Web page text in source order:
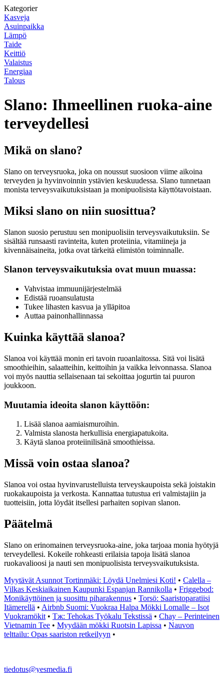
Kategorier
Kasveja
Asuinpaikka
Lämpö
Taide
Keittiö
Valaistus
Energiaa
Talous
Slano: Ihmeellinen ruoka-aine
terveydellesi
Mikä on slano?
Slano on terveysruoka, joka on noussut suosioon viime aikoina
terveyden ja hyvinvoinnin ystävien keskuudessa. Slano tunnetaan
monista terveysvaikutuksistaan ja monipuolisista käyttötavoistaan.
Miksi slano on niin suosittua?
Slanon suosio perustuu sen monipuolisiin terveysvaikutuksiin. Se
sisältää runsaasti ravinteita, kuten proteiinia, vitamiineja ja
kivennäisaineita, jotka ovat tärkeitä elimistön toiminnalle.
Slanon terveysvaikutuksia ovat muun muassa:
Vahvistaa immuunijärjestelmää
Edistää ruoansulatusta
Tukee lihasten kasvua ja ylläpitoa
Auttaa painonhallinnassa
Kuinka käyttää slanoa?
Slanoa voi käyttää monin eri tavoin ruoanlaitossa. Sitä voi lisätä
smoothieihin, salaatteihin, keittoihin ja vaikka leivonnassa. Slanoa
voi myös nauttia sellaisenaan tai sekoittaa jogurtin tai puuron
joukkoon.
Muutamia ideoita slanon käyttöön:
Lisää slanoa aamiaismuroihin.
Valmista slanosta herkullisia energiapatukoita.
Käytä slanoa proteiinilisänä smoothieissa.
Missä voin ostaa slanoa?
Slanoa voi ostaa hyvinvarustelluista terveyskaupoista sekä joistakin
ruokakaupoista ja verkosta. Kannattaa tutustua eri valmistajiin ja
tuotteisiin, jotta löydät itsellesi parhaiten sopivan slanon.
Päätelmä
Slano on erinomainen terveysruoka-aine, joka tarjoaa monia hyötyjä
terveydellesi. Kokeile rohkeasti erilaisia tapoja lisätä slanoa
ruokavalioosi ja nauti sen monipuolisista terveysvaikutuksista.
Myytävät Asunnot Tortinmäki: Löydä Unelmiesi Koti! • Calella –
Vilkas Keskiaikainen Kaupunki Espanjan Rannikolla • Friggebod:
Monikäyttöinen ja suosittu piharakennus • Torsö: Saaristoparatiisi
Itämerellä • Airbnb Suomi: Vuokraa Halpa Mökki Lomalle – Isot
Vuokramökit • Тж: Tehokas Työkalu Tekstissä • Chay – Perinteinen
Vietnamin Tee • Myydään mökki Ruotsin Lapissa • Nauvon
telttailu: Opas saariston retkeilyyn •
tiedotus@yesmedia.fi